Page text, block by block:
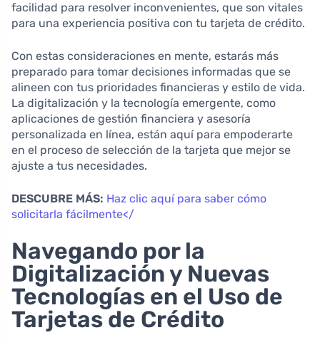
facilidad para resolver inconvenientes, que son vitales
para una experiencia positiva con tu tarjeta de crédito.
Con estas consideraciones en mente, estarás más
preparado para tomar decisiones informadas que se
alineen con tus prioridades financieras y estilo de vida.
La digitalización y la tecnología emergente, como
aplicaciones de gestión financiera y asesoría
personalizada en línea, están aquí para empoderarte
en el proceso de selección de la tarjeta que mejor se
ajuste a tus necesidades.
DESCUBRE MÁS: Haz clic aquí para saber cómo
solicitarla fácilmente</
Navegando por la
Digitalización y Nuevas
Tecnologías en el Uso de
Tarjetas de Crédito